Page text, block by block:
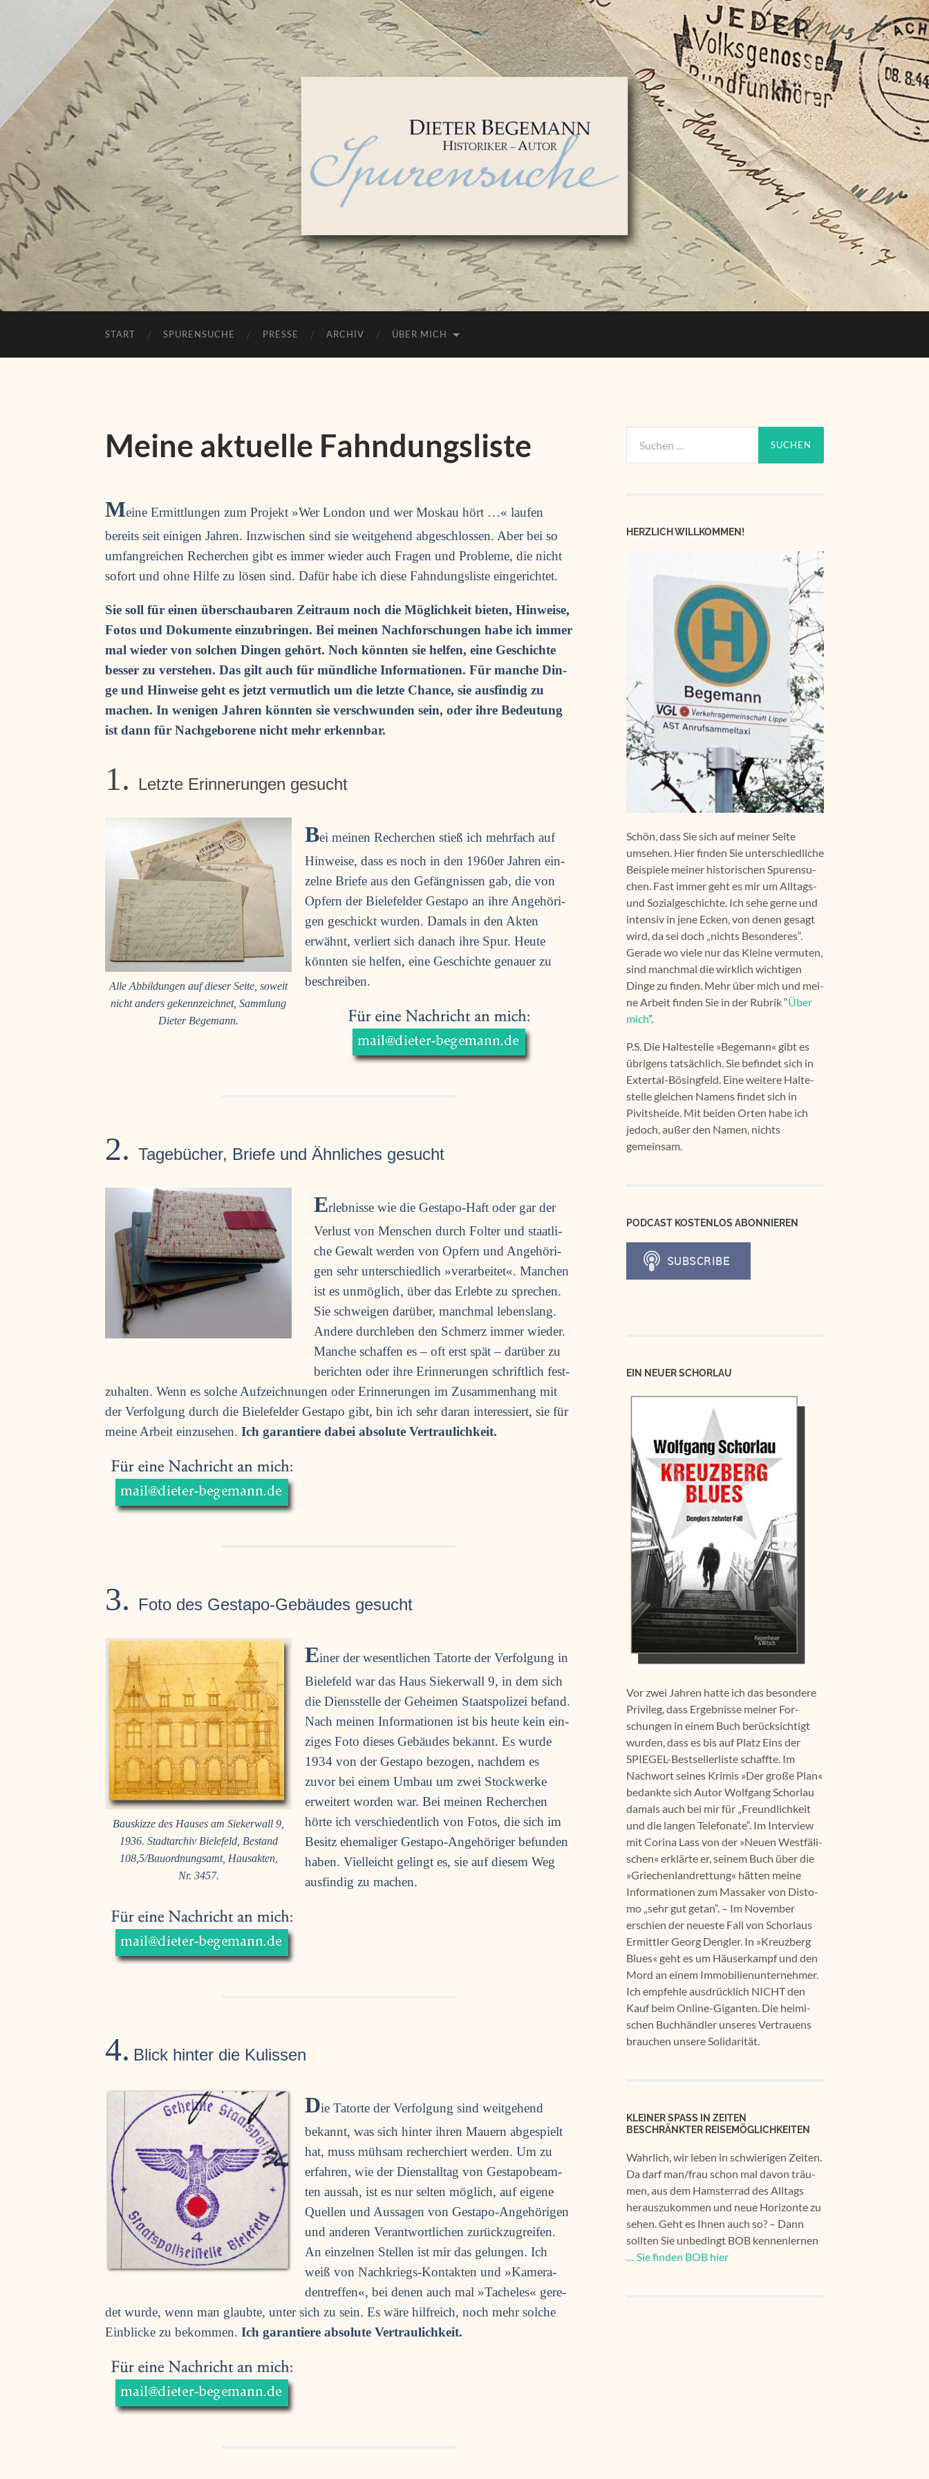
Dieter
Begemann
START SPURENSUCHE PRESSE ARCHIV ÜBER MICH
Meine aktuelle Fahndungsliste
Meine Ermitt­lun­gen zum Pro­jekt »Wer Lon­don und wer Mos­kau hört …« lau­fen
bereits seit eini­gen Jah­ren. Inzwi­schen sind sie weit­ge­hend abge­schlos­sen. Aber bei so
umfang­rei­chen Recher­chen gibt es immer wie­der auch Fra­gen und Pro­ble­me, die nicht
sofort und ohne Hil­fe zu lösen sind. Dafür habe ich die­se Fahn­dungs­lis­te eingerichtet.
Sie soll für einen über­schau­ba­ren Zeit­raum noch die Mög­lich­keit bie­ten, Hin­wei­se,
Fotos und Doku­men­te ein­zu­brin­gen. Bei mei­nen Nach­for­schun­gen habe ich immer
mal wie­der von sol­chen Din­gen gehört. Noch könn­ten sie hel­fen, eine Geschich­te
bes­ser zu ver­ste­hen. Das gilt auch für münd­li­che Infor­ma­tio­nen. Für man­che Din­
ge und Hin­wei­se geht es jetzt ver­mut­lich um die letz­te Chan­ce, sie aus­fin­dig zu
machen. In weni­gen Jah­ren könn­ten sie ver­schwun­den sein, oder ihre Bedeu­tung
ist dann für Nach­ge­bo­re­ne nicht mehr erkennbar.
1. Letz­te Erin­ne­run­gen gesucht
Alle Abbil­dun­gen auf die­ser Sei­te, soweit
nicht anders gekenn­zeich­net, Samm­lung
Die­ter Begemann.
Bei mei­nen Recher­chen stieß ich mehr­fach auf
Hin­wei­se, dass es noch in den 1960er Jah­ren ein­
zel­ne Brie­fe aus den Gefäng­nis­sen gab, die von
Opfern der Bie­le­fel­der Gesta­po an ihre Ange­hö­ri­
gen geschickt wur­den. Damals in den Akten
erwähnt, ver­liert sich danach ihre Spur. Heu­te
könn­ten sie hel­fen, eine Geschich­te genau­er zu
beschreiben.
2. Tage­bü­cher, Brie­fe und Ähn­li­ches gesucht
Erleb­nis­se wie die Gesta­po-Haft oder gar der
Ver­lust von Men­schen durch Fol­ter und staat­li­
che Gewalt wer­den von Opfern und Ange­hö­ri­
gen sehr unter­schied­lich »ver­ar­bei­tet«. Man­chen
ist es unmög­lich, über das Erleb­te zu spre­chen.
Sie schwei­gen dar­über, manch­mal lebens­lang.
Ande­re durch­le­ben den Schmerz immer wie­der.
Man­che schaf­fen es – oft erst spät – dar­über zu
berich­ten oder ihre Erin­ne­run­gen schrift­lich fest­
zu­hal­ten. Wenn es sol­che Auf­zeich­nun­gen oder Erin­ne­run­gen im Zusam­men­hang mit
der Ver­fol­gung durch die Bie­le­fel­der Gesta­po gibt, bin ich sehr dar­an inter­es­siert, sie für
mei­ne Arbeit ein­zu­se­hen. Ich garan­tie­re dabei abso­lu­te Vertraulichkeit.
3. Foto des Gesta­po-Gebäu­des gesucht
Bau­skiz­ze des Hau­ses am Sie­ker­wall 9,
1936. Stadt­ar­chiv Bie­le­feld, Bestand
108,5/Bauordnungsamt, Haus­ak­ten,
Nr. 3457.
Einer der wesent­li­chen Tat­or­te der Ver­fol­gung in
Bie­le­feld war das Haus Sie­ker­wall 9, in dem sich
die Diens­stel­le der Gehei­men Staats­po­li­zei befand.
Nach mei­nen Infor­ma­tio­nen ist bis heu­te kein ein­
zi­ges Foto die­ses Gebäu­des bekannt. Es wur­de
1934 von der Gesta­po bezo­gen, nach­dem es
zuvor bei einem Umbau um zwei Stock­wer­ke
erwei­tert wor­den war. Bei mei­nen Recher­chen
hör­te ich ver­schie­dent­lich von Fotos, die sich im
Besitz ehe­ma­li­ger Gesta­po-Ange­hö­ri­ger befun­den
haben. Viel­leicht gelingt es, sie auf die­sem Weg
aus­fin­dig zu machen.
4. Blick hin­ter die Kulissen
Die Tat­or­te der Ver­fol­gung sind weit­ge­hend
bekannt, was sich hin­ter ihren Mau­ern abge­spielt
hat, muss müh­sam recher­chiert wer­den. Um zu
erfah­ren, wie der Dienstall­tag von Gesta­po­be­am­
ten aus­sah, ist es nur sel­ten mög­lich, auf eige­ne
Quel­len und Aus­sa­gen von Gesta­po-Ange­hö­ri­gen
und ande­ren Ver­ant­wort­li­chen zurück­zu­grei­fen.
An ein­zel­nen Stel­len ist mir das gelun­gen. Ich
weiß von Nach­kriegs-Kon­tak­ten und »Kame­ra­
den­tref­fen«, bei denen auch mal »Tache­les« gere­
det wur­de, wenn man glaub­te, unter sich zu sein. Es wäre hilf­reich, noch mehr sol­che
Ein­bli­cke zu bekom­men. Ich garan­tie­re abso­lu­te Vertraulichkeit.
nach:
HERZLICH WILLKOMMEN!
Schön, dass Sie sich auf mei­ner Sei­te
umse­hen. Hier fin­den Sie unter­schied­li­che
Bei­spie­le mei­ner his­to­ri­schen Spu­ren­su­
chen. Fast immer geht es mir um All­tags-
und Sozi­al­ge­schich­te. Ich sehe ger­ne und
inten­siv in jene Ecken, von denen gesagt
wird, da sei doch „nichts Beson­de­res“.
Gera­de wo vie­le nur das Klei­ne ver­mu­ten,
sind manch­mal die wirk­lich wich­ti­gen
Din­ge zu fin­den. Mehr über mich und mei­
ne Arbeit fin­den Sie in der Rubrik “Über
mich”.
P.S. Die Hal­te­stel­le »Bege­mann« gibt es
übri­gens tat­säch­lich. Sie befin­det sich in
Exter­tal-Bösing­feld. Eine wei­te­re Hal­te­
stel­le glei­chen Namens fin­det sich in
Pivits­hei­de. Mit bei­den Orten habe ich
jedoch, außer den Namen, nichts
gemeinsam.
PODCAST KOSTENLOS ABONNIEREN
EIN NEUER SCHORLAU
Vor zwei Jah­ren hat­te ich das beson­de­re
Pri­vi­leg, dass Ergeb­nis­se mei­ner For­
schun­gen in einem Buch berück­sich­tigt
wur­den, dass es bis auf Platz Eins der
SPIE­GEL-Best­sel­ler­lis­te schaff­te. Im
Nach­wort sei­nes Kri­mis »Der gro­ße Plan«
bedank­te sich Autor Wolf­gang Schor­lau
damals auch bei mir für „Freund­lich­keit
und die lan­gen Tele­fo­na­te“. Im Inter­view
mit Cori­na Lass von der »Neu­en West­fä­li­
schen« erklär­te er, sei­nem Buch über die
»Grie­chen­land­ret­tung« hät­ten mei­ne
Infor­ma­tio­nen zum Mas­sa­ker von Dis­to­
mo „sehr gut getan“. – Im Novem­ber
erschien der neu­es­te Fall von Schor­laus
Ermitt­ler Georg Deng­ler. In »Kreuz­berg
Blues« geht es um Häu­ser­kampf und den
Mord an einem Immo­bi­li­en­un­ter­neh­mer.
Ich emp­feh­le aus­drück­lich NICHT den
Kauf beim Online-Gigan­ten. Die hei­mi­
schen Buch­händ­ler unse­res Ver­trau­ens
brau­chen unse­re Solidarität.
KLEINER SPASS IN ZEITEN B
ESCHRÄNKTER REISEMÖGLICHKEITEN
Wahr­lich, wir leben in schwie­ri­gen Zei­ten.
Da darf man/frau schon mal davon träu­
men, aus dem Hams­ter­rad des All­tags
her­aus­zu­kom­men und neue Hori­zon­te zu
sehen. Geht es Ihnen auch so? – Dann
soll­ten Sie unbe­dingt BOB ken­nen­ler­nen
… Sie fin­den BOB hier